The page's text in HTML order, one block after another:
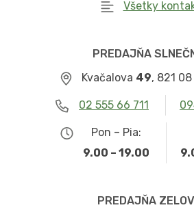
Všetky
PREDAJŇA
Kvačalova 49, 821
02 555 66 711
Pon – Pia:
9.00 – 19.00
PREDAJŇA